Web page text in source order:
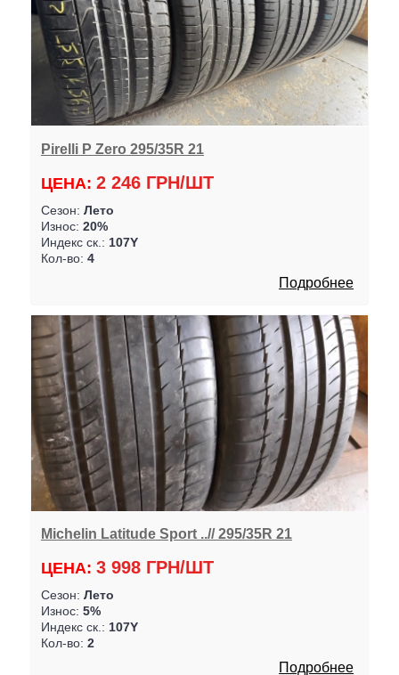
Pirelli P Zero 295/35R 21
ЦЕНА: 2 246 ГРН/ШТ
Сезон: Лето
Износ: 20%
Индекс ск.: 107Y
Кол-во: 4
Подробнее
Michelin Latitude Sport ..// 295/35R 21
ЦЕНА: 3 998 ГРН/ШТ
Сезон: Лето
Износ: 5%
Индекс ск.: 107Y
Кол-во: 2
Подробнее